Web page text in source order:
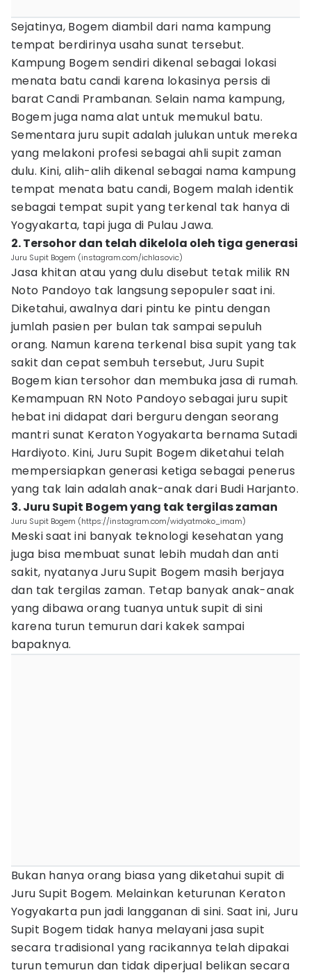
Sejatinya, Bogem diambil dari nama kampung
tempat berdirinya usaha sunat tersebut.
Kampung Bogem sendiri dikenal sebagai lokasi
menata batu candi karena lokasinya persis di
barat Candi Prambanan. Selain nama kampung,
Bogem juga nama alat untuk memukul batu.
Sementara juru supit adalah julukan untuk mereka
yang melakoni profesi sebagai ahli supit zaman
dulu. Kini, alih-alih dikenal sebagai nama kampung
tempat menata batu candi, Bogem malah identik
sebagai tempat supit yang terkenal tak hanya di
Yogyakarta, tapi juga di Pulau Jawa.
2. Tersohor dan telah dikelola oleh tiga generasi
Juru Supit Bogem (instagram.com/ichlasovic)
Jasa khitan atau yang dulu disebut tetak milik RN
Noto Pandoyo tak langsung sepopuler saat ini.
Diketahui, awalnya dari pintu ke pintu dengan
jumlah pasien per bulan tak sampai sepuluh
orang. Namun karena terkenal bisa supit yang tak
sakit dan cepat sembuh tersebut, Juru Supit
Bogem kian tersohor dan membuka jasa di rumah.
Kemampuan RN Noto Pandoyo sebagai juru supit
hebat ini didapat dari berguru dengan seorang
mantri sunat Keraton Yogyakarta bernama Sutadi
Hardiyoto. Kini, Juru Supit Bogem diketahui telah
mempersiapkan generasi ketiga sebagai penerus
yang tak lain adalah anak-anak dari Budi Harjanto.
3. Juru Supit Bogem yang tak tergilas zaman
Juru Supit Bogem (https://instagram.com/widyatmoko_imam)
Meski saat ini banyak teknologi kesehatan yang
juga bisa membuat sunat lebih mudah dan anti
sakit, nyatanya Juru Supit Bogem masih berjaya
dan tak tergilas zaman. Tetap banyak anak-anak
yang dibawa orang tuanya untuk supit di sini
karena turun temurun dari kakek sampai
bapaknya.
Bukan hanya orang biasa yang diketahui supit di
Juru Supit Bogem. Melainkan keturunan Keraton
Yogyakarta pun jadi langganan di sini. Saat ini, Juru
Supit Bogem tidak hanya melayani jasa supit
secara tradisional yang racikannya telah dipakai
turun temurun dan tidak diperjual belikan secara